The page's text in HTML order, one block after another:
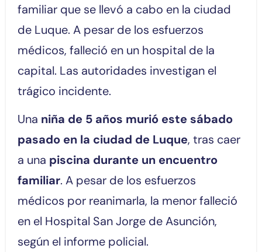
familiar que se llevó a cabo en la ciudad
de Luque. A pesar de los esfuerzos
médicos, falleció en un hospital de la
capital. Las autoridades investigan el
trágico incidente.
Una niña de 5 años murió este sábado
pasado en la ciudad de Luque, tras caer
a una piscina durante un encuentro
familiar. A pesar de los esfuerzos
médicos por reanimarla, la menor falleció
en el Hospital San Jorge de Asunción,
según el informe policial.